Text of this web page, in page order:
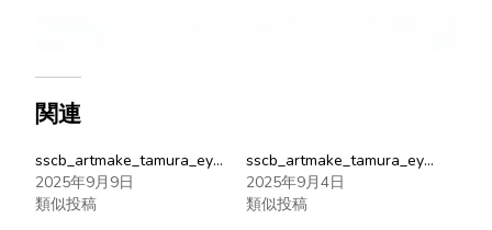
関連
sscb_artmake_tamura_eyebrow_20250906
2025年9月9日
類似投稿
sscb_artmake_tamura_eyebrow_20250903
2025年9月4日
類似投稿